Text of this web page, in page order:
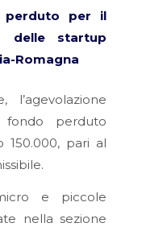
perduto per il
delle startup
Romagna
l’agevolazione
perduto
150.000, pari al
e piccole
nella sezione